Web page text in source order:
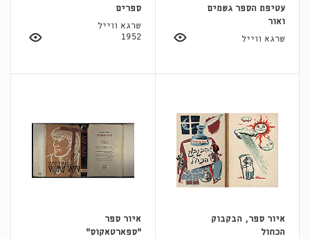
עטיפת הספר גשמים
ואור
שרגא ווייל
ספרים
שרגא ווייל
1952
איור ספר, הבקבוק
הכחול
איור ספר
"ספארטאקוס"